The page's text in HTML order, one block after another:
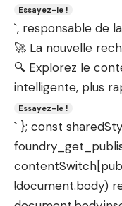
Essayez-le !
`, responsable de
🚀 La nouvelle
🔍 Explorez le
intelligente, plus
Essayez-le !
` }; const
!document.body)